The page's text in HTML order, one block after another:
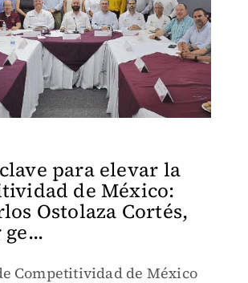
para elevar la
de México:
Ostolaza Cortés,
Competitividad de México